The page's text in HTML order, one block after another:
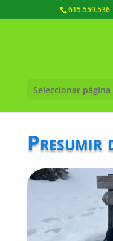
615.559.536
Seleccionar página
Presumir